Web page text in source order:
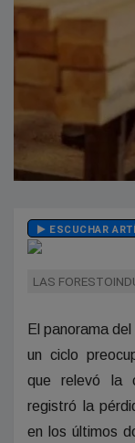
ESCUCHAR
LAS
El panorama
un ciclo
que relevó la
registró la
en los últimos